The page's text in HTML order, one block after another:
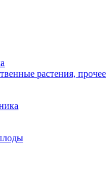
растения, прочее